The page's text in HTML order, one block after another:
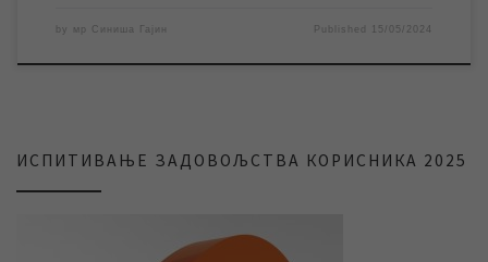
by мр Синиша Гајин Published 15/05/2024
ИСПИТИВАЊЕ ЗАДОВОЉСТВА КОРИСНИКА 2025